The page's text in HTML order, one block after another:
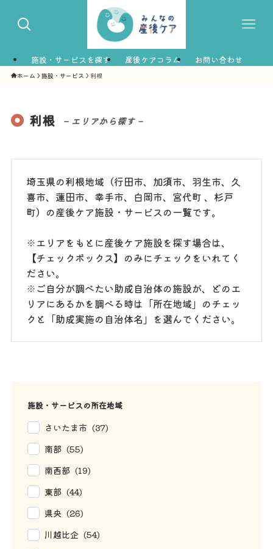
施設・サービスを探す 産後ケアコラム お問い合わせ
ホーム 施設・サービス 利根
利根 – エリアから探す –
埼玉県の利根地域（行田市、加須市、羽生市、久
喜市、蓮田市、幸手市、白岡市、宮代町 、杉戸
町）の産後ケア施設・サービスの一覧です。
※エリアをもとに産後ケア施設を探す場合は、
【チェックボックス】のみにチェックをいれてく
ださい。
※ご自分が調べたい助成自治体の施設が、どのエ
リアにあるかを調べる時は「所在地域」のチェッ
クと「助成実施の自治体名」を選んでください。
施設・サービスの所在地域
さいたま市 (37)
南部 (55)
南西部 (19)
東部 (44)
県央 (26)
川越比企 (54)